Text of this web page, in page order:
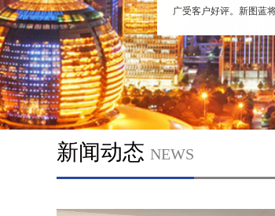
广受客户好评。新图蓝
新闻动态 NEWS